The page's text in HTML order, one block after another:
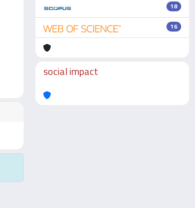
18
16
social impact